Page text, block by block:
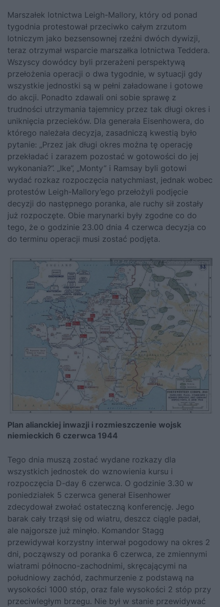
Marszałek lotnictwa Leigh-Mallory, który od ponad
tygodnia protestował przeciwko całym zrzutom
lotniczym jako bezsensownej rzeźni dwóch dywizji,
teraz otrzymał wsparcie marszałka lotnictwa Teddera.
Wszyscy dowódcy byli przerażeni perspektywą
przełożenia operacji o dwa tygodnie, w sytuacji gdy
wszystkie jednostki są w pełni załadowane i gotowe
do akcji. Ponadto zdawali oni sobie sprawę z
trudności utrzymania tajemnicy przez tak długi okres i
uniknięcia przecieków. Dla generała Eisenhowera, do
którego należała decyzja, zasadniczą kwestią było
pytanie: „Przez jak długi okres można tę operację
przekładać i zarazem pozostać w gotowości do jej
wykonania?”. „Ike”, „Monty” i Ramsay byli gotowi
wydać rozkaz rozpoczęcia natychmiast, jednak wobec
protestów Leigh-Mallory’ego przełożyli podjęcie
decyzji do następnego poranka, ale ruchy sił zostały
już rozpoczęte. Obie marynarki były zgodne co do
tego, że o godzinie 23.00 dnia 4 czerwca decyzja co
do terminu operacji musi zostać podjęta.
fot.Autor nieznany / domena publiczna
Plan alianckiej inwazji i rozmieszczenie wojsk
niemieckich 6 czerwca 1944
Tego dnia muszą zostać wydane rozkazy dla
wszystkich jednostek do wznowienia kursu i
rozpoczęcia D-day 6 czerwca. O godzinie 3.30 w
poniedziałek 5 czerwca generał Eisenhower
zdecydował zwołać ostateczną konferencję. Jego
barak cały trząsł się od wiatru, deszcz ciągle padał,
ale najgorsze już minęło. Komandor Stagg
przewidywał korzystny interwał pogodowy na okres 2
dni, począwszy od poranka 6 czerwca, ze zmiennymi
wiatrami północno-zachodnimi, skręcającymi na
południowy zachód, zachmurzenie z podstawą na
wysokości 1000 stóp, oraz fale wysokości 2 stóp przy
przeciwległym brzegu. Nie był w stanie przewidywać